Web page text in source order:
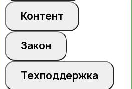
Контент
Закон
Техподдержка